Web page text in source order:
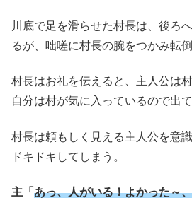
川底で足を滑らせた村長は、後ろ
るが、咄嗟に村長の腕をつかみ転
村長はお礼を伝えると、主人公は
自分は村が気に入っているので出
村長は頼もしく見える主人公を意
ドキドキしてしまう。
主「 あっ、人がいる！よかった～